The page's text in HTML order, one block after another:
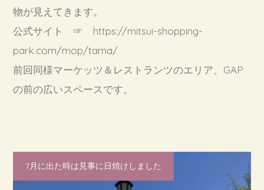
物が見えてきます。
公式サイト ☞ https://mitsui-shopping-
park.com/mop/tama/
前回同様マーケッツ＆レストランツのエリア、GAP
の前の広いスペースです。
7月に出た時は見事に日焼けしました